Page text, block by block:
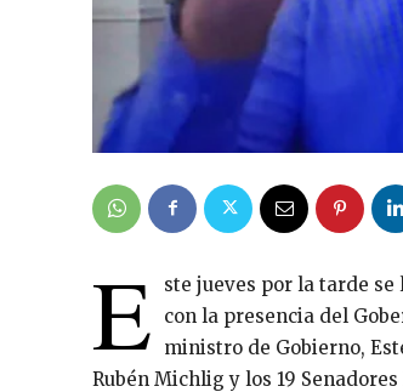
E
ste jueves por la tarde
con la presencia del
ministro de Gobierno,
Rubén Michlig y los 19